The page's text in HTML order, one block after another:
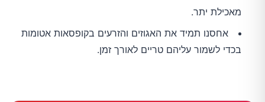
מאכילת יתר.
אחסנו תמיד את האגוזים והזרעים בקופסאות אטומות
בכדי לשמור עליהם טריים לאורך זמן.